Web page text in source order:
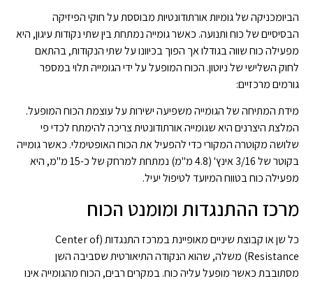
הביומכניקה של גומיות אורתודונטיות מבוססת על חוקי הפיזיקה
הבסיסיים של כוח ותנועה. כאשר גומייה נמתחת בין שתי נקודות עיגון, היא
מפעילה כוח שווה בגודלו אך הפוך בכיוונו על שתי הנקודות, בהתאם
לחוק השלישי של ניוטון. הכוח המופעל על ידי הגומייה תלוי במספר
גורמים מרכזיים:
מידת המתיחה של הגומייה משפיעה ישירות על עוצמת הכוח המופעל.
המלצת היצרנים היא שגומייה אורתודונטית צריכה להימתח לכדי פי
שלושה מקוטרה המקורי כדי להפעיל את הכוח האופטימלי. כאשר גומייה
בקוטר של 3/16 אינץ' (4.8 מ"מ) נמתחת למרחק של כ-15 מ"מ, היא
מפעילה כוח בטווח המיועד לטיפול יעיל.
מרכז ההתנגדות ומומנט הכוח
כל שן או קבוצת שיניים מאופיינת במרכז התנגדות (Center of
Resistance) משלה, שהוא הנקודה התיאורטית שסביבה השן
מסתובבת כאשר מופעל עליה כוח. במקרים רבים, הכוח מהגומייה אינו